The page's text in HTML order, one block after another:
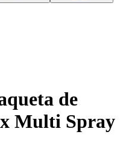
de
Multi Spray